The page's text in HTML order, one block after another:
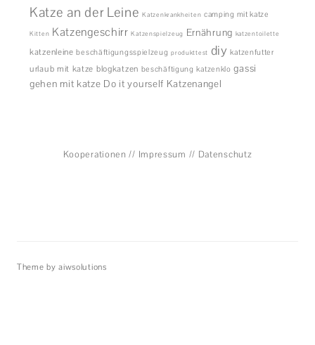
Katze an der Leine Katzenkrankheiten camping mit katze
Kitten Katzengeschirr Katzenspielzeug Ernährung katzentoilette
katzenleine beschäftigungsspielzeug produkttest diy katzenfutter
urlaub mit katze blogkatzen beschäftigung katzenklo gassi
gehen mit katze Do it yourself Katzenangel
Kooperationen // Impressum // Datenschutz
Theme by aiwsolutions